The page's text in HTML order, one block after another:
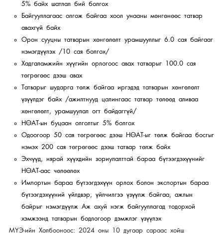
5% байх шатлал бий болгох
Байгууллагаас олгож байгаа хоол унааны мөнгөнөөс татвар
авахгүй байх
Орон сууцны татварын хөнгөлөлт урамшууллыг 6.0 сая байгааг
нэмэгдүүлэх /10 сая болгох/
Хадгаламжийн хүүгийн орлогоос авах татварыг 100.0 сая
төгрөгөөс дээш авах
Татварыг шударга төлж байгаа иргэдэд татварын хөнгөлөлт
үзүүлдэг байх /ажилтнууд цалингаас татвар төлөөд аливаа
хөнгөлөлт, урамшуулал огт байдаггүй/
НӨАТ-ын буцаан олголтыг 5% болгох
Одоогоор 50 сая төгрөгөөс дээш НӨАТ-ыг төлж байгаа босгыг
нэмэх 200 сая төгрөгөөс дээш татвар төлж байх
Эхчүүд, нярай хүүхдийн зориулалттай бараа бүтээгдэхүүнийг
НӨАТ-аас чөлөөлөх
Импортын бараа бүтээгдэхүүн орлох болон экспортын бараа
бүтээгдэхүүний үйлдвэр, үйлчилгээ үзүүлж байгаа, ажлын
байрыг нэмэгдүүлж Аж ахуй нэгж байгууллагад тодорхой
хэмжээнд татварын бодлогоор дэмжлэг үзүүлэх
МҮЭ-ийн Холбооноос: 2024 оны 10 дугаар сараас хойш